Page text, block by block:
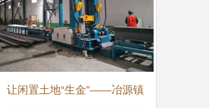
让闲置土地“生金”——冶源镇